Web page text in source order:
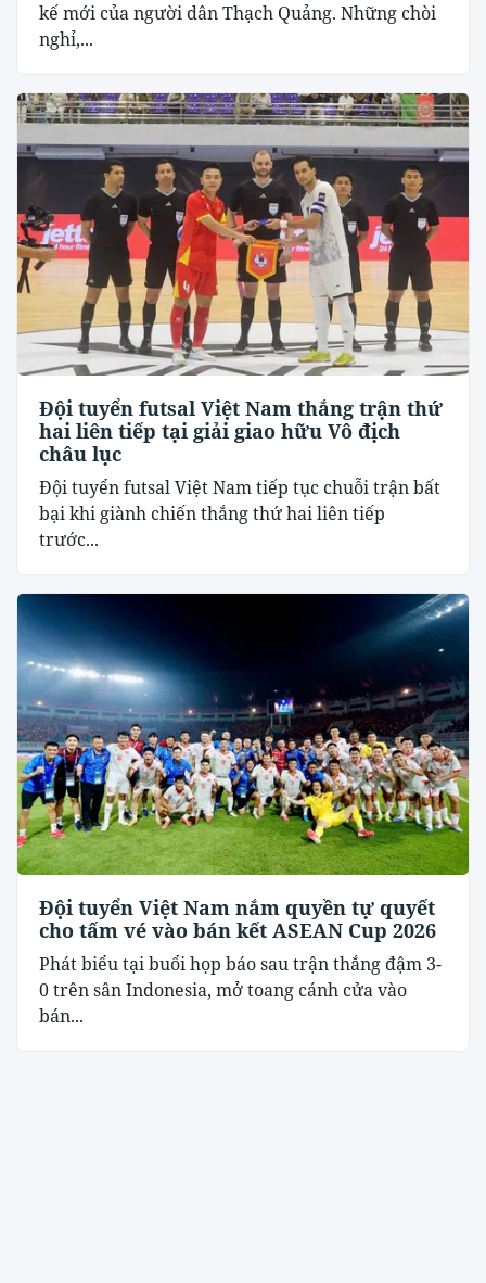
kế mới của người dân Thạch Quảng. Những chòi
nghỉ,...
Đội tuyển futsal Việt Nam thắng trận thứ
hai liên tiếp tại giải giao hữu Vô địch
châu lục
Đội tuyển futsal Việt Nam tiếp tục chuỗi trận bất
bại khi giành chiến thắng thứ hai liên tiếp
trước...
Đội tuyển Việt Nam nắm quyền tự quyết
cho tấm vé vào bán kết ASEAN Cup 2026
Phát biểu tại buổi họp báo sau trận thắng đậm 3-
0 trên sân Indonesia, mở toang cánh cửa vào
bán...